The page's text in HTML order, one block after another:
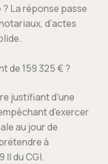
La réponse passe
d’actes
de 159 325 € ?
justifiant d’une
d’exercer
au jour de
à
II du CGI.